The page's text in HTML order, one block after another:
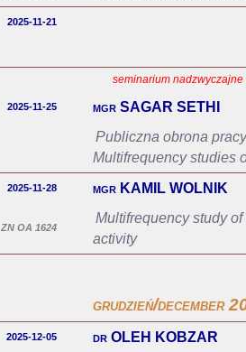
2025-11-21
seminarium
2025-11-25
mgr SAGAR SETHI
Publiczna obrona
Multifrequency studies
2025-11-28 mgr KAMIL WOLNIK
ZN OA 1624
Multifrequency study
activity
grudzień/december
2025-12-05 dr OLEH KOBZAR